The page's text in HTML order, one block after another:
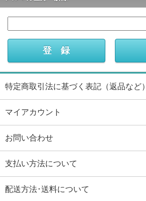
特定商取引法に基づく表記（返品など）
マイアカウント
お問い合わせ
支払い方法について
配送方法･送料について